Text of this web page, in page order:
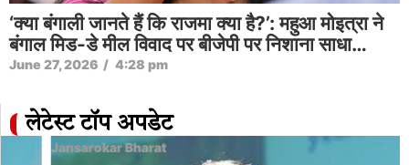
‘क्या बंगाली जानते हैं कि राजमा क्या है?’: महुआ मोइत्रा ने
बंगाल मिड-डे मील विवाद पर बीजेपी पर निशाना साधा…
June 27, 2026 / 4:28 pm
लेटेस्ट टॉप अपडेट
Jansarokar Bharat